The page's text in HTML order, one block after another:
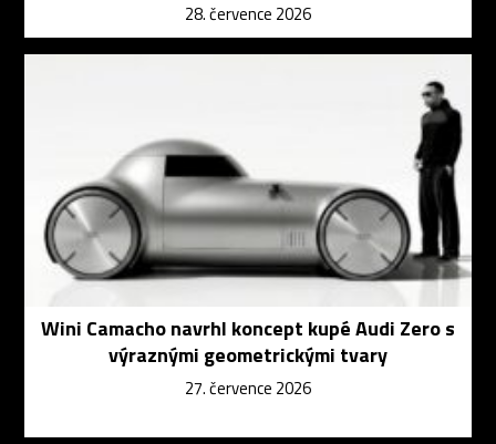
28. července 2026
Wini Camacho navrhl koncept kupé Audi Zero s
výraznými geometrickými tvary
27. července 2026